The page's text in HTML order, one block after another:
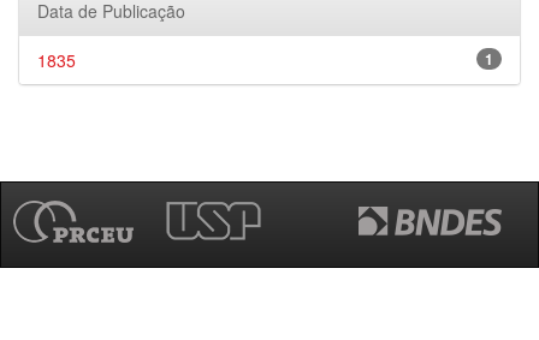
Data de Publicação
1
1835